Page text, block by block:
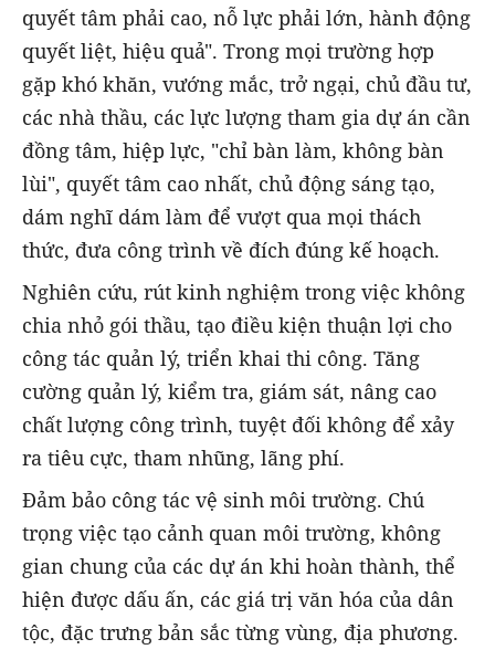
quyết tâm phải cao, nỗ lực phải lớn, hành động
quyết liệt, hiệu quả". Trong mọi trường hợp
gặp khó khăn, vướng mắc, trở ngại, chủ đầu tư,
các nhà thầu, các lực lượng tham gia dự án cần
đồng tâm, hiệp lực, "chỉ bàn làm, không bàn
lùi", quyết tâm cao nhất, chủ động sáng tạo,
dám nghĩ dám làm để vượt qua mọi thách
thức, đưa công trình về đích đúng kế hoạch.
Nghiên cứu, rút kinh nghiệm trong việc không
chia nhỏ gói thầu, tạo điều kiện thuận lợi cho
công tác quản lý, triển khai thi công. Tăng
cường quản lý, kiểm tra, giám sát, nâng cao
chất lượng công trình, tuyệt đối không để xảy
ra tiêu cực, tham nhũng, lãng phí.
Đảm bảo công tác vệ sinh môi trường. Chú
trọng việc tạo cảnh quan môi trường, không
gian chung của các dự án khi hoàn thành, thể
hiện được dấu ấn, các giá trị văn hóa của dân
tộc, đặc trưng bản sắc từng vùng, địa phương.